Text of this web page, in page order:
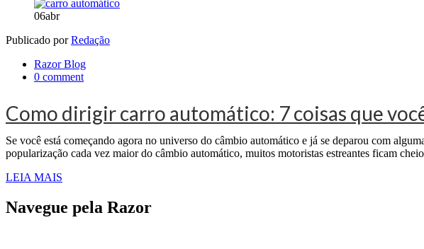
06abr
Publicado porRedação
Razor Blog
0 comment
Como dirigir carro automático: 7 coisas que
Se você está começando agora no universo do câmbio automático e já se deparou com
popularização cada vez maior do câmbio automático, muitos motoristas estreantes ficam
LEIA MAIS
Navegue pela Razor